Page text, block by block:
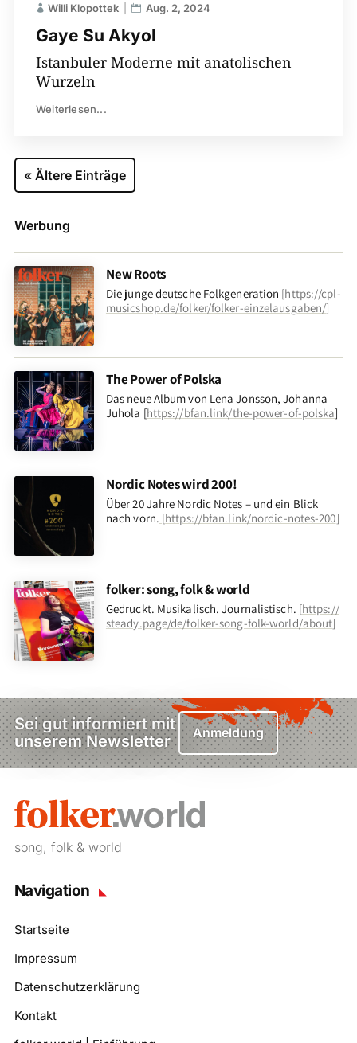
Gaye Su Akyol
Willi Klopottek Aug. 2, 2024
Istanbuler Moderne mit anatolischen
Wurzeln
Weiterlesen...
« Ältere Einträge
Werbung
New Roots
Die junge deutsche Folkgeneration [https://cpl-
musicshop.de/folker/folker-einzelausgaben/]
The Power of Polska
Das neue Album von Lena Jonsson, Johanna
Juhola [https://bfan.link/the-power-of-polska]
Nordic Notes wird 200!
Über 20 Jahre Nordic Notes – und ein Blick
nach vorn. [https://bfan.link/nordic-notes-200]
folker: song, folk & world
Gedruckt. Musikalisch. Journalistisch. [https://
steady.page/de/folker-song-folk-world/about]
Sei gut informiert mit
unserem Newsletter
Anmeldung
song, folk & world
Navigation
Startseite
Impressum
Datenschutzerklärung
Kontakt